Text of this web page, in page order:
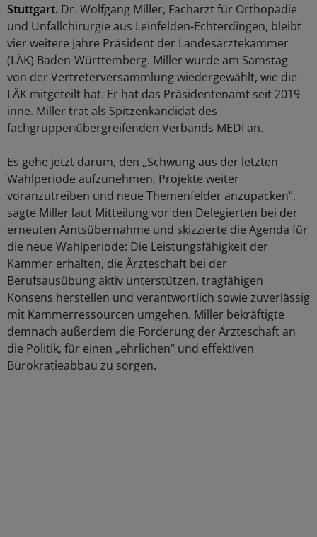
Stuttgart. Dr. Wolfgang Miller, Facharzt für Orthopädie
und Unfallchirurgie aus Leinfelden-Echterdingen, bleibt
vier weitere Jahre Präsident der Landesärztekammer
(LÄK) Baden-Württemberg. Miller wurde am Samstag
von der Vertreterversammlung wiedergewählt, wie die
LÄK mitgeteilt hat. Er hat das Präsidentenamt seit 2019
inne. Miller trat als Spitzenkandidat des
fachgruppenübergreifenden Verbands MEDI an.
Es gehe jetzt darum, den „Schwung aus der letzten
Wahlperiode aufzunehmen, Projekte weiter
voranzutreiben und neue Themenfelder anzupacken“,
sagte Miller laut Mitteilung vor den Delegierten bei der
erneuten Amtsübernahme und skizzierte die Agenda für
die neue Wahlperiode: Die Leistungsfähigkeit der
Kammer erhalten, die Ärzteschaft bei der
Berufsausübung aktiv unterstützen, tragfähigen
Konsens herstellen und verantwortlich sowie zuverlässig
mit Kammerressourcen umgehen. Miller bekräftigte
demnach außerdem die Forderung der Ärzteschaft an
die Politik, für einen „ehrlichen“ und effektiven
Bürokratieabbau zu sorgen.